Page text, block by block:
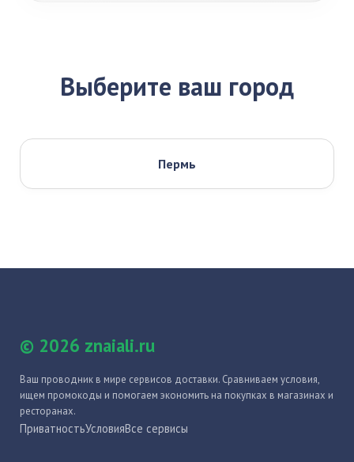
Выберите ваш город
Пермь
© 2026 znaiali.ru
Ваш проводник в мире сервисов доставки. Сравниваем условия,
ищем промокоды и помогаем экономить на покупках в магазинах и
ресторанах.
ПриватностьУсловияВсе сервисы